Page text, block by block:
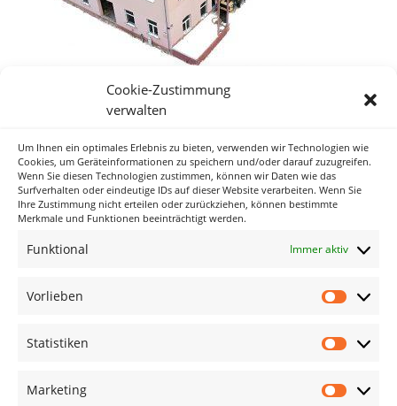
Cookie-Zustimmung
verwalten
Um Ihnen ein optimales Erlebnis zu bieten, verwenden wir Technologien wie
Cookies, um Geräteinformationen zu speichern und/oder darauf zuzugreifen.
Wenn Sie diesen Technologien zustimmen, können wir Daten wie das
Surfverhalten oder eindeutige IDs auf dieser Website verarbeiten. Wenn Sie
Ihre Zustimmung nicht erteilen oder zurückziehen, können bestimmte
Merkmale und Funktionen beeinträchtigt werden.
Funktional Immer aktiv
Vorlieben
Statistiken
Marketing
Neueste Kommentare
Archiv
Keine Kategorien
Meta
Eintrags-Feed